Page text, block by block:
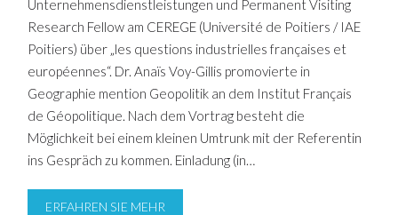
Unternehmensdienstleistungen und Permanent Visiting
Research Fellow am CEREGE (Université de Poitiers / IAE
Poitiers) über „les questions industrielles françaises et
européennes“. Dr. Anaïs Voy-Gillis promovierte in
Geographie mention Geopolitik an dem Institut Français
de Géopolitique. Nach dem Vortrag besteht die
Möglichkeit bei einem kleinen Umtrunk mit der Referentin
ins Gespräch zu kommen. Einladung (in…
ERFAHREN SIE MEHR